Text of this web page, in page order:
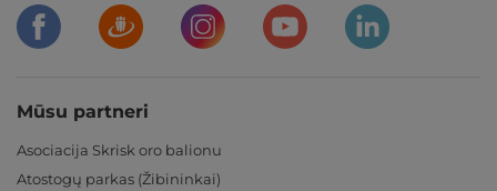
Mūsu partneri
Asociacija Skrisk oro balionu
Atostogų parkas (Žibininkai)